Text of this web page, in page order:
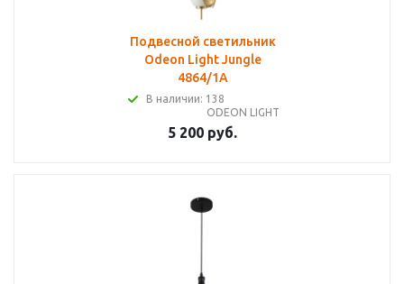
Подвесной светильник
Odeon Light Jungle
4864/1A
В наличии: 138
ODEON LIGHT
5 200 руб.